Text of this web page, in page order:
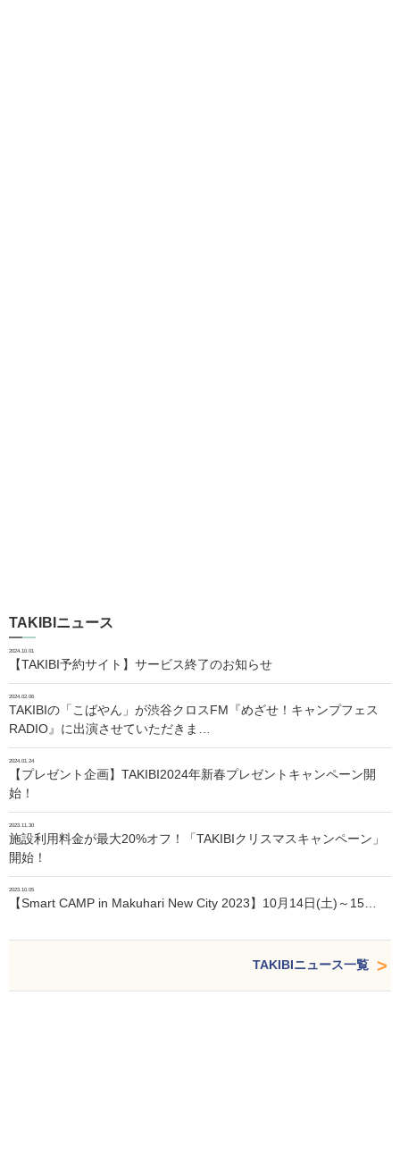
TAKIBIニュース
2024.10.01
【TAKIBI予約サイト】サービス終了のお知らせ
2024.02.06
TAKIBIの「こばやん」が渋谷クロスFM『めざせ！キャンプフェス
RADIO』に出演させていただきま…
2024.01.24
【プレゼント企画】TAKIBI2024年新春プレゼントキャンペーン開
始！
2023.11.30
施設利用料金が最大20%オフ！「TAKIBIクリスマスキャンペーン」
開始！
2023.10.05
【Smart CAMP in Makuhari New City 2023】10月14日(土)～15…
TAKIBIニュース一覧